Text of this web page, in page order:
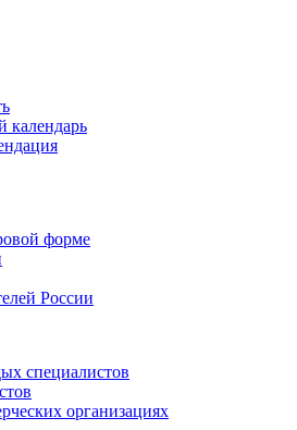
календарь
форме
России
специалистов
организациях